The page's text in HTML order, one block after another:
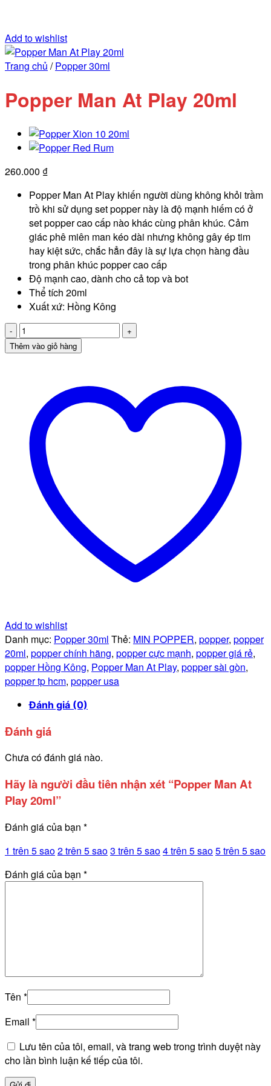
Add to wishlist
Trang chủ / Popper 30ml
Popper Man At Play 20ml
260.000 ₫
Popper Man At Play khiến người dùng không khỏi trầm
trồ khi sử dụng set popper này là độ mạnh hiếm có ở
set popper cao cấp nào khác cùng phân khúc. Cảm
giác phê miên man kéo dài nhưng không gây ép tim
hay kiệt sức, chắc hẳn đây là sự lựa chọn hàng đầu
trong phân khúc popper cao cấp
Độ mạnh cao, dành cho cả top và bot
Thể tích 20ml
Xuất xứ: Hồng Kông
Popper
Man
At
lượng
Thêm vào giỏ hàng
Add to wishlist
Danh mục: Popper 30ml Thẻ: MIN POPPER, popper, popper
20ml, popper chính hãng, popper cực mạnh, popper giá rẻ,
popper Hồng Kông, Popper Man At Play, popper sài gòn,
popper tp hcm, popper usa
Đánh giá (0)
Đánh giá
Chưa có đánh giá nào.
Hãy là người đầu tiên nhận xét “Popper Man At
Play 20ml”
Đánh giá của bạn *
1 trên 5 sao2 trên 5 sao3 trên 5 sao4 trên 5 sao5 trên 5 sao
Đánh giá của bạn *
Tên *
Email *
Lưu tên của tôi, email, và trang web trong trình duyệt này
cho lần bình luận kế tiếp của tôi.